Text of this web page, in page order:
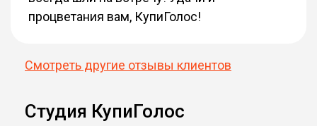
процветания вам, КупиГолос!
Смотреть другие отзывы клиентов
Студия КупиГолос